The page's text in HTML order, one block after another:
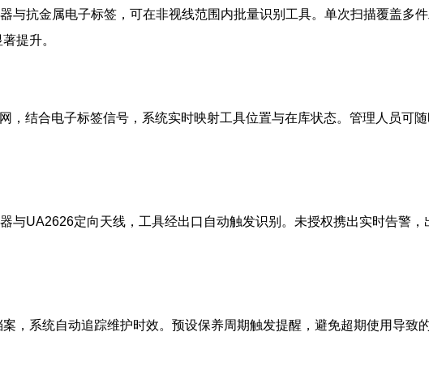
与抗金属电子标签，可在非视线范围内批量识别工具。单次扫描覆盖多
提升。
，结合电子标签信号，系统实时映射工具位置与在库状态。管理人员可
与UA2626定向天线，工具经出口自动触发识别。未授权携出实时告警
，系统自动追踪维护时效。预设保养周期触发提醒，避免超期使用导致的